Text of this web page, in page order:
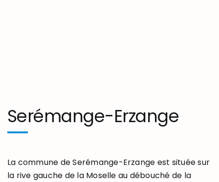
Serémange-Erzange
La commune de Serémange-Erzange est située sur
la rive gauche de la Moselle au débouché de la